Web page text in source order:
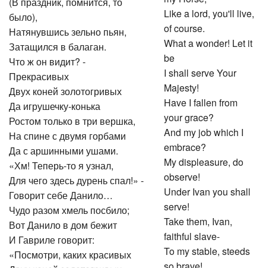
было),
Натянувшись зельно пьян,
Затащился в балаган.
Что ж он видит? -
Прекрасивых
Двух коней золотогривых
Да игрушечку-конька
Ростом только в три вершка,
На спине с двумя горбами
Да с аршинными ушами.
«Хм! Теперь-то я узнал,
Для чего здесь дурень спал!» -
Говорит себе Данило…
Чудо разом хмель посбило;
Вот Данило в дом бежит
И Гавриле говорит:
«Посмотри, каких красивых
Like a lord, you'll live,
of course.
What a wonder! Let it
be
I shall serve Your
Majesty!
Have I fallen from
your grace?
And my job which I
embrace?
My displeasure, do
observe!
Under Ivan you shall
serve!
Take them, Ivan,
faithful slave-
To my stable, steeds